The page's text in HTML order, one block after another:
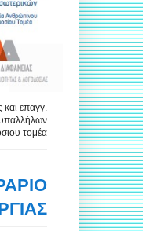
επαγγ.
τομέα